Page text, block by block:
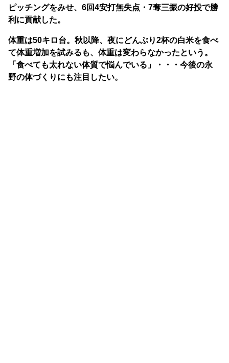
ピッチングをみせ、6回4安打無失点・7奪三振の好投で勝
利に貢献した。
体重は50キロ台。秋以降、夜にどんぶり2杯の白米を食べ
て体重増加を試みるも、体重は変わらなかったという。
「食べても太れない体質で悩んでいる」・・・今後の永
野の体づくりにも注目したい。